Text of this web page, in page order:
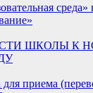
ШКОЛЫ К
приема